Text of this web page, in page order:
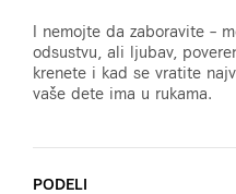
I nemojte da zaboravite –
odsustvu, ali ljubav,
krenete i kad se vratite
vaše dete ima u rukama.
PODELI